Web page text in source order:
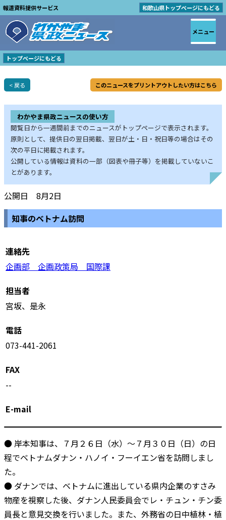
報道資料提供サービス 和歌山県トップページにもどる
トップページにもどる
< 戻る このニュースをプリントアウトしたい方はこちら
わかやま県政ニュースの使い方
閲覧日から一週間前までのニュースがトップページで表示されます。
原則として、提供日の翌日掲載、翌日が土・日・祝日等の場合はその
次の平日に掲載されます。
公開している情報は資料の一部（図表や冊子等）を掲載していないこ
とがあります。
公開日 8月2日
知事のベトナム訪問
連絡先
企画部 企画政策局 国際課
担当者
宮坂、是永
電話
073-441-2061
FAX
--
E-mail
● 岸本知事は、７月２６日（水）～７月３０日（日）の日
程でベトナムダナン・ハノイ・フーイエン省を訪問しまし
た。
● ダナンでは、ベトナムに進出している県内企業のすさみ
物産を視察した後、ダナン人民委員会でレ・チュン・チン委
員長と意見交換を行いました。また、外務省の日中植林・植
メニュー